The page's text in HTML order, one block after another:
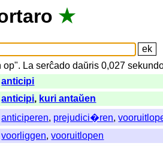
★
op". La serĉado daŭris 0,027
anticipi
anticipi, kuri antaŭen
anticiperen, prejudici�ren,
voorliggen,vooruitlopen